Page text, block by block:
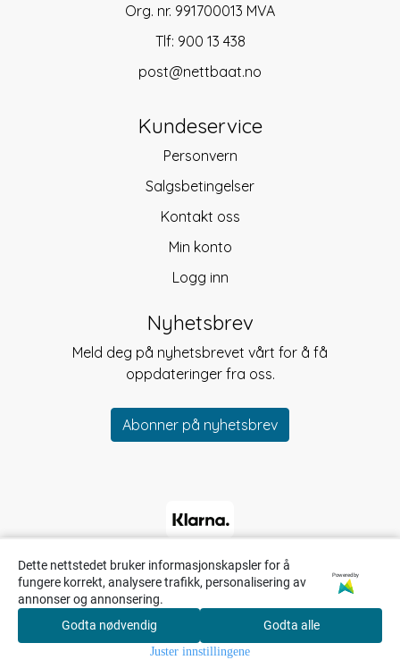
Org. nr. 991700013 MVA
Tlf: 900 13 438
post@nettbaat.no
Kundeservice
Personvern
Salgsbetingelser
Kontakt oss
Min konto
Logg inn
Nyhetsbrev
Meld deg på nyhetsbrevet vårt for å få
oppdateringer fra oss.
Abonner på nyhetsbrev
Dette nettstedet bruker informasjonskapsler for å
fungere korrekt, analysere trafikk, personalisering av
annonser og annonsering.
Powered by
Godta nødvendig Godta alle
Juster innstillingene